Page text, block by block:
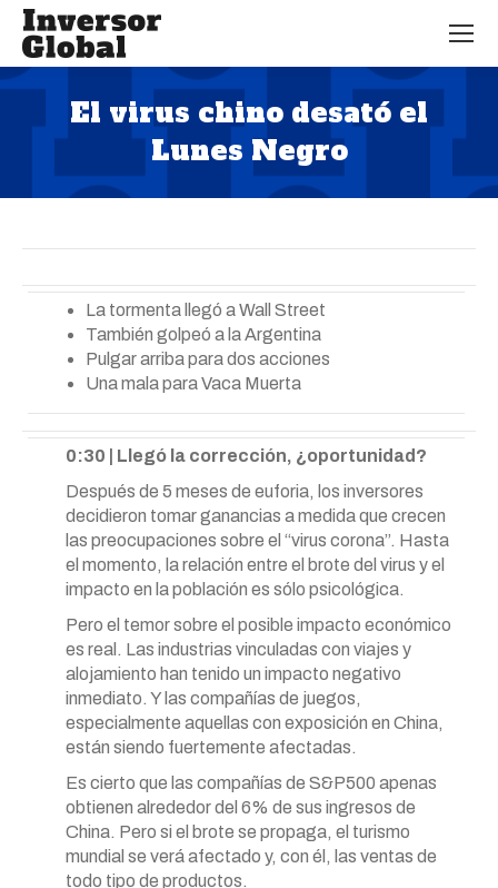
El virus chino desató el
Lunes Negro
Estás aquí:
La tormenta llegó a Wall Street
También golpeó a la Argentina
Pulgar arriba para dos acciones
Una mala para Vaca Muerta
0:30 | Llegó la corrección, ¿oportunidad?
Después de 5 meses de euforia, los inversores
decidieron tomar ganancias a medida que crecen
las preocupaciones sobre el “virus corona”. Hasta
el momento, la relación entre el brote del virus y el
impacto en la población es sólo psicológica.
Pero el temor sobre el posible impacto económico
es real. Las industrias vinculadas con viajes y
alojamiento han tenido un impacto negativo
inmediato. Y las compañías de juegos,
especialmente aquellas con exposición en China,
están siendo fuertemente afectadas.
Es cierto que las compañías de S&P500 apenas
obtienen alrededor del 6% de sus ingresos de
China. Pero si el brote se propaga, el turismo
mundial se verá afectado y, con él, las ventas de
todo tipo de productos.